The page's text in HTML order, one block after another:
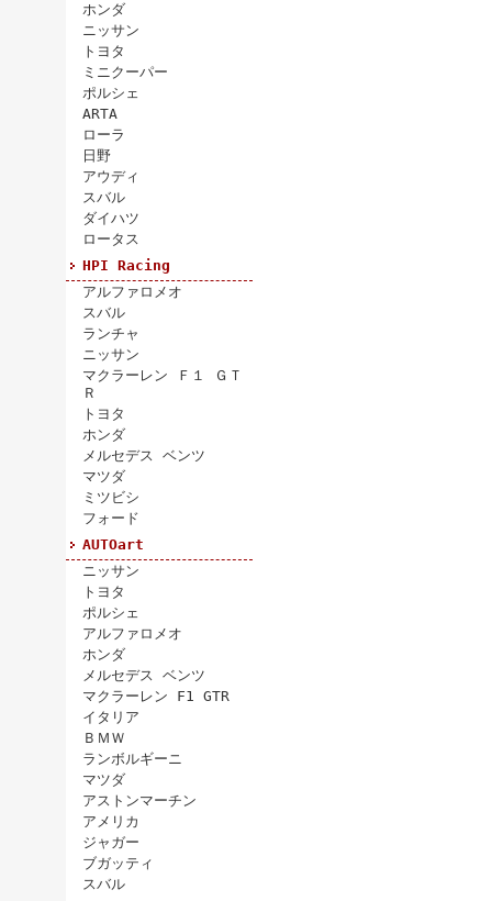
ホンダ
ニッサン
トヨタ
ミニクーパー
ポルシェ
ARTA
ローラ
日野
アウディ
スバル
ダイハツ
ロータス
HPI Racing
アルファロメオ
スバル
ランチャ
ニッサン
マクラーレン Ｆ１ ＧＴ
Ｒ
トヨタ
ホンダ
メルセデス ベンツ
マツダ
ミツビシ
フォード
AUTOart
ニッサン
トヨタ
ポルシェ
アルファロメオ
ホンダ
メルセデス ベンツ
マクラーレン F1 GTR
イタリア
ＢＭＷ
ランボルギーニ
マツダ
アストンマーチン
アメリカ
ジャガー
ブガッティ
スバル